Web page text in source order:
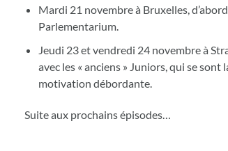
Mardi 21 novembre à Bruxelles,
Parlementarium.
Jeudi 23 et vendredi 24 novembre à
avec les « anciens » Juniors, qui se
motivation débordante.
Suite aux prochains épisodes…